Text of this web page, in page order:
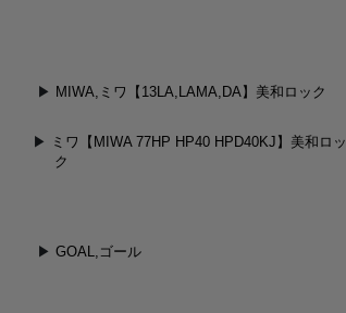
MIWA,ミワ【13LA,LAMA,DA】美和ロック
ミワ【MIWA 77HP HP40 HPD40KJ】美和ロッ
ク
GOAL,ゴール